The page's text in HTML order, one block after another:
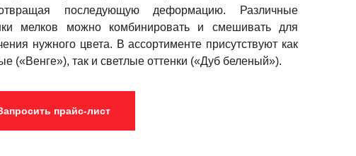
последующую деформацию. Различные
мелков можно комбинировать и смешивать для
нужного цвета. В ассортименте присутствуют как
(«Венге»), так и светлые оттенки («Дуб беленый»).
прайс-лист